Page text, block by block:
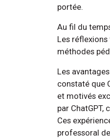
portée.
Au fil du
Les
méthodes
Les
constaté que
et motivés
par ChatGPT,
Ces
professoral